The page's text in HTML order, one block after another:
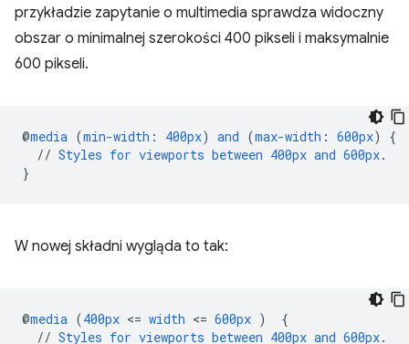
przykładzie zapytanie o multimedia sprawdza widoczny
obszar o minimalnej szerokości 400 pikseli i maksymalnie
600 pikseli.
@media (min-width : 400px) and (max-width : 600px)
{
// Styles for viewports between 400px and 600px.
}
W nowej składni wygląda to tak:
@media (400px <= width <= 600px )
{
// Styles for viewports between 400px and 600px.